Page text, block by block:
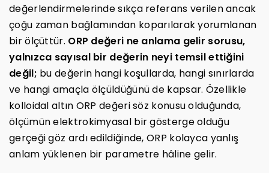
değerlendirmelerinde sıkça referans verilen ancak
çoğu zaman bağlamından koparılarak yorumlanan
bir ölçüttür. ORP değeri ne anlama gelir sorusu,
yalnızca sayısal bir değerin neyi temsil ettiğini
değil; bu değerin hangi koşullarda, hangi sınırlarda
ve hangi amaçla ölçüldüğünü de kapsar. Özellikle
kolloidal altın ORP değeri söz konusu olduğunda,
ölçümün elektrokimyasal bir gösterge olduğu
gerçeği göz ardı edildiğinde, ORP kolayca yanlış
anlam yüklenen bir parametre hâline gelir.